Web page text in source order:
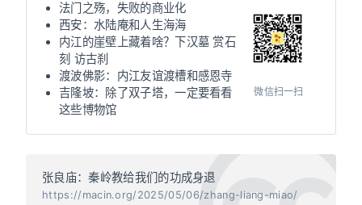
法门之殇，失败的商业化
西安：水陆庵和人生海海
内江的崖壁上藏着啥？下汉墓 赏石
刻 访古刹
渡波佛影：内江友谊渡槽和感恩寺
吉隆坡：除了双子塔，一定要看看
这些博物馆
微信扫一扫
张良庙：秦岭教给我们的功成身退
https://macin.org/2025/05/06/zhang-liang-miao/